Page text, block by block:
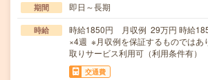
期間 即日～長期
時給
時給1850円 月収例 29万円 時給
×4週 ※月収例を保証するものではあ
取りサービス利用可（利用条件有）
交通費